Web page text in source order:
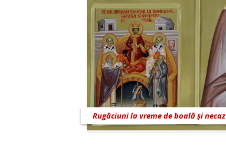
Rugăciuni la vreme de boală și necaz